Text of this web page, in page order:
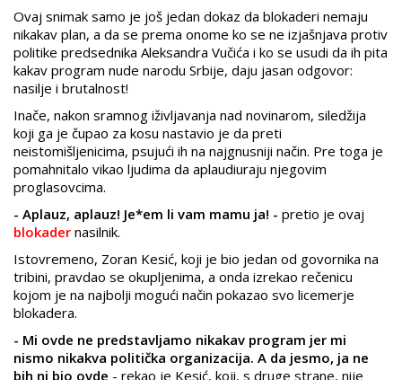
Ovaj snimak samo je još jedan dokaz da blokaderi nemaju
nikakav plan, a da se prema onome ko se ne izjašnjava protiv
politike predsednika Aleksandra Vučića i ko se usudi da ih pita
kakav program nude narodu Srbije, daju jasan odgovor:
nasilje i brutalnost!
Inače, nakon sramnog iživljavanja nad novinarom, siledžija
koji ga je čupao za kosu nastavio je da preti
neistomišljenicima, psujući ih na najgnusniji način. Pre toga je
pomahnitalo vikao ljudima da aplaudiuraju njegovim
proglasovcima.
- Aplauz, aplauz! Je*em li vam mamu ja! - pretio je ovaj
blokader nasilnik.
Istovremeno, Zoran Kesić, koji je bio jedan od govornika na
tribini, pravdao se okupljenima, a onda izrekao rečenicu
kojom je na najbolji mogući način pokazao svo licemerje
blokadera.
- Mi ovde ne predstavljamo nikakav program jer mi
nismo nikakva politička organizacija. A da jesmo, ja ne
bih ni bio ovde - rekao je Kesić, koji, s druge strane, nije